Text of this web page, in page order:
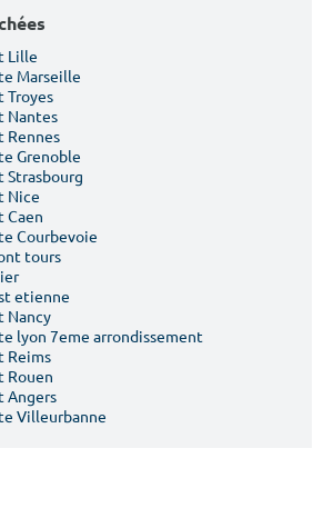
Chercher
Lille
Marseille
Troyes
Nantes
Rennes
Grenoble
Nice
Caen
Courbevoie
tours
etienne
Nancy
lyon 7eme arrondissement
Reims
Rouen
Angers
Villeurbanne